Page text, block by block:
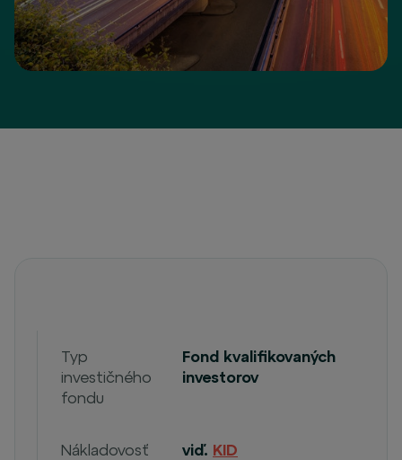
Typ
investičného
fondu
Fond kvalifikovaných
investorov
Nákladovosť viď. KID